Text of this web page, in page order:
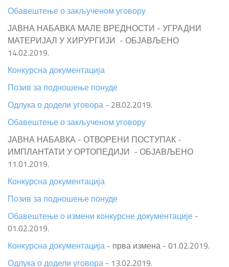
Обавештење о закљученом уговору
ЈАВНА НАБАВКА МАЛЕ ВРЕДНОСТИ - УГРАДНИ
МАТЕРИЈАЛ У ХИРУРГИЈИ - ОБЈАВЉЕНО
14.02.2019.
Конкурсна документација
Позив за подношење понуде
Одлука о додели уговора - 28.02.2019.
Обавештење о закљученом уговору
ЈАВНА НАБАВКА - ОТВОРЕНИ ПОСТУПАК -
ИМПЛАНТАТИ У ОРТОПЕДИЈИ - ОБЈАВЉЕНО
11.01.2019.
Конкурсна документација
Позив за подношење понуде
Обавештење о измени конкурсне документације -
01.02.2019.
Конкурсна документација - прва измена - 01.02.2019.
Одлука о додели уговора - 13.02.2019.